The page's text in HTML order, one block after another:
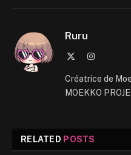
Ruru
Instagram
Créatrice de
MOEKKO
RELATED POSTS